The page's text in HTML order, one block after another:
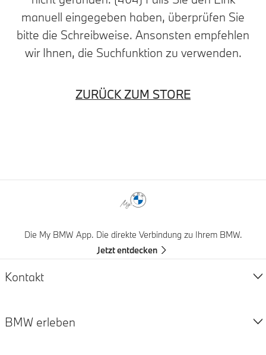
manuell eingegeben haben, überprüfen Sie
bitte die Schreibweise. Ansonsten empfehlen
wir Ihnen, die Suchfunktion zu verwenden.
ZURÜCK ZUM STORE